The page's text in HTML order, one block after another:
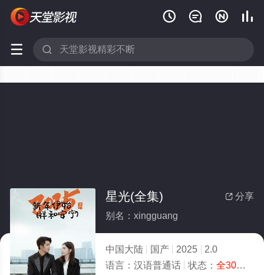
   
 
 分享
星光(全集)
别名：xingguang
中国大陆 国产 2025
2.0
语言： 汉语普通话 状态： 全30集